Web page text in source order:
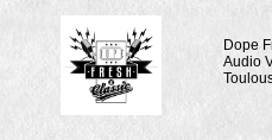
Dope
Audio